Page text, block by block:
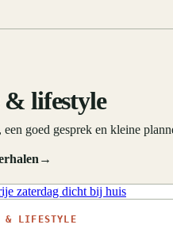
& lifestyle
goed gesprek en kleine
→
& LIFESTYLE